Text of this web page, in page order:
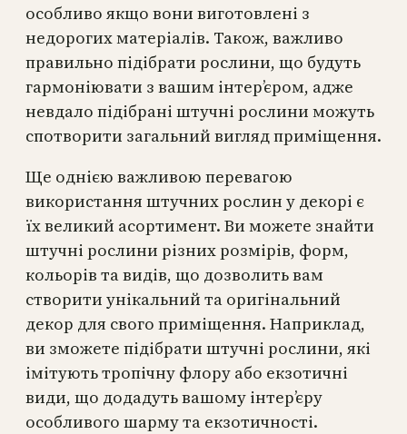
особливо якщо вони виготовлені з
недорогих матеріалів. Також, важливо
правильно підібрати рослини, що будуть
гармоніювати з вашим інтер’єром, адже
невдало підібрані штучні рослини можуть
спотворити загальний вигляд приміщення.
Ще однією важливою перевагою
використання штучних рослин у декорі є
їх великий асортимент. Ви можете знайти
штучні рослини різних розмірів, форм,
кольорів та видів, що дозволить вам
створити унікальний та оригінальний
декор для свого приміщення. Наприклад,
ви зможете підібрати штучні рослини, які
імітують тропічну флору або екзотичні
види, що додадуть вашому інтер’єру
особливого шарму та екзотичності.